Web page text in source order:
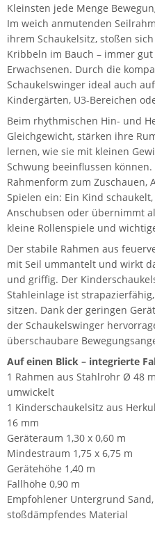
Kleinsten jede Menge
Im weich anmutenden
ihrem Schaukelsitz, stoßen
Kribbeln im Bauch – immer
Erwachsenen. Durch die
Schaukelswinger ideal auch
Kindergärten, U3-Bereichen
Beim rhythmischen Hin- und
Gleichgewicht, stärken ihre
lernen, wie sie mit kleinen
Schwung beeinflussen
Rahmenform zum Zuschauen,
Spielen ein: Ein Kind
Anschubsen oder übernimmt
kleine Rollenspiele und
Der stabile Rahmen aus
mit Seil ummantelt und wirkt
und griffig. Der
Stahleinlage ist
sitzen. Dank der geringen
der Schaukelswinger
überschaubare
Auf einen Blick – integrierte
1 Rahmen aus Stahlrohr Ø 48
umwickelt
1 Kinderschaukelsitz aus
16 mm
Geräteraum 1,30 x 0,60 m
Mindestraum 1,75 x 6,75 m
Gerätehöhe 1,40 m
Fallhöhe 0,90 m
Empfohlener Untergrund
stoßdämpfendes Material